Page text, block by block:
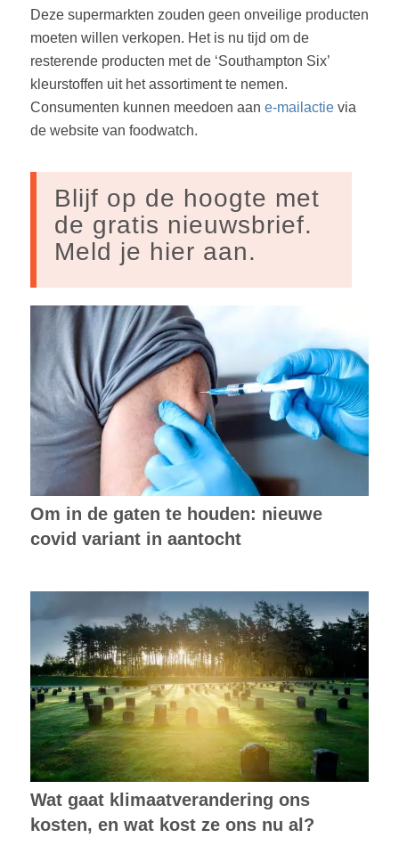
Deze supermarkten zouden geen onveilige producten
moeten willen verkopen. Het is nu tijd om de
resterende producten met de ‘Southampton Six’
kleurstoffen uit het assortiment te nemen.
Consumenten kunnen meedoen aan e-mailactievia
de website van foodwatch.
Blijf op de hoogte met
de gratis nieuwsbrief.
Meld je hier aan.
Om in de gaten te houden: nieuwe
covid variant in aantocht
Wat gaat klimaatverandering ons
kosten, en wat kost ze ons nu al?